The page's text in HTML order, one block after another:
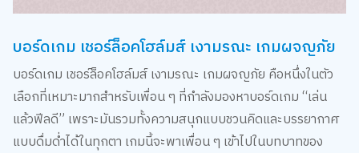
บอร์ดเกม เชอร์ล็อคโฮล์มส์ เงามรณะ เกมผจญภัย
บอร์ดเกม เชอร์ล็อคโฮล์มส์ เงามรณะ เกมผจญภัย คือหนึ่งในตัว
เลือกที่เหมาะมากสำหรับเพื่อน ๆ ที่กำลังมองหาบอร์ดเกม “เล่น
แล้วฟีลดี” เพราะมันรวมทั้งความสนุกแบบชวนคิดและบรรยากาศ
แบบดื่มด่ำได้ในทุกตา เกมนี้จะพาเพื่อน ๆ เข้าไปในบทบาทของ